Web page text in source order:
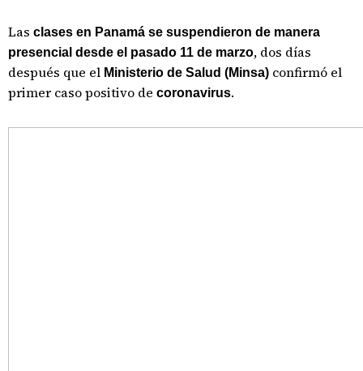
Las clases en Panamá se suspendieron de manera
presencial desde el pasado 11 de marzo, dos días
después que el Ministerio de Salud (Minsa) confirmó el
primer caso positivo de coronavirus.